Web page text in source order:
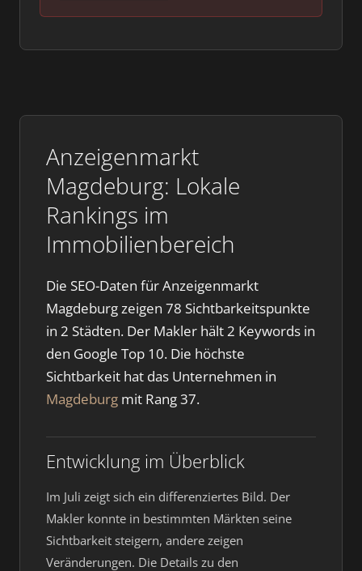
Anzeigenmarkt
Magdeburg: Lokale
Rankings im
Immobilienbereich
Die SEO-Daten für Anzeigenmarkt
Magdeburg zeigen 78 Sichtbarkeitspunkte
in 2 Städten. Der Makler hält 2 Keywords in
den Google Top 10. Die höchste
Sichtbarkeit hat das Unternehmen in
Magdeburg mit Rang 37.
Entwicklung im Überblick
Im Juli zeigt sich ein differenziertes Bild. Der
Makler konnte in bestimmten Märkten seine
Sichtbarkeit steigern, andere zeigen
Veränderungen. Die Details zu den